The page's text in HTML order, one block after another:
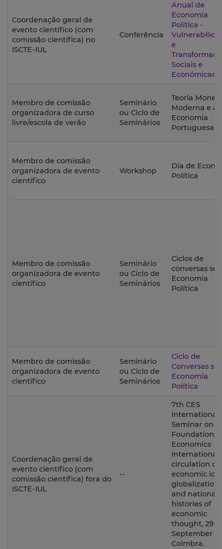
Coordenação geral de
evento científico (com
comissão científica) no
ISCTE-IUL
Conferência
Anual de
Economia
Política -
e
Sociais e
Económicas
Membro de comissão
organizadora de curso
livre/escola de verão
Seminário
ou Ciclo de
Seminários
Teoria
Moderna e a
Economia
Portuguesa
Membro de comissão
organizadora de evento
científico
Workshop
Dia de
Política
Membro de comissão
organizadora de evento
científico
Seminário
ou Ciclo de
Seminários
Ciclos de
conversas
Economia
Política
Membro de comissão
organizadora de evento
científico
Seminário
ou Ciclo de
Seminários
Ciclo de
Conversas
Economia
Política
Coordenação geral de
evento científico (com
comissão científica) fora do
ISCTE-IUL
--
7th CES
International
Seminar on
Foundations
Economics
International
circulation of
economic
globalization
and national
histories of
economic
thought, 29-
September
Coimbra.